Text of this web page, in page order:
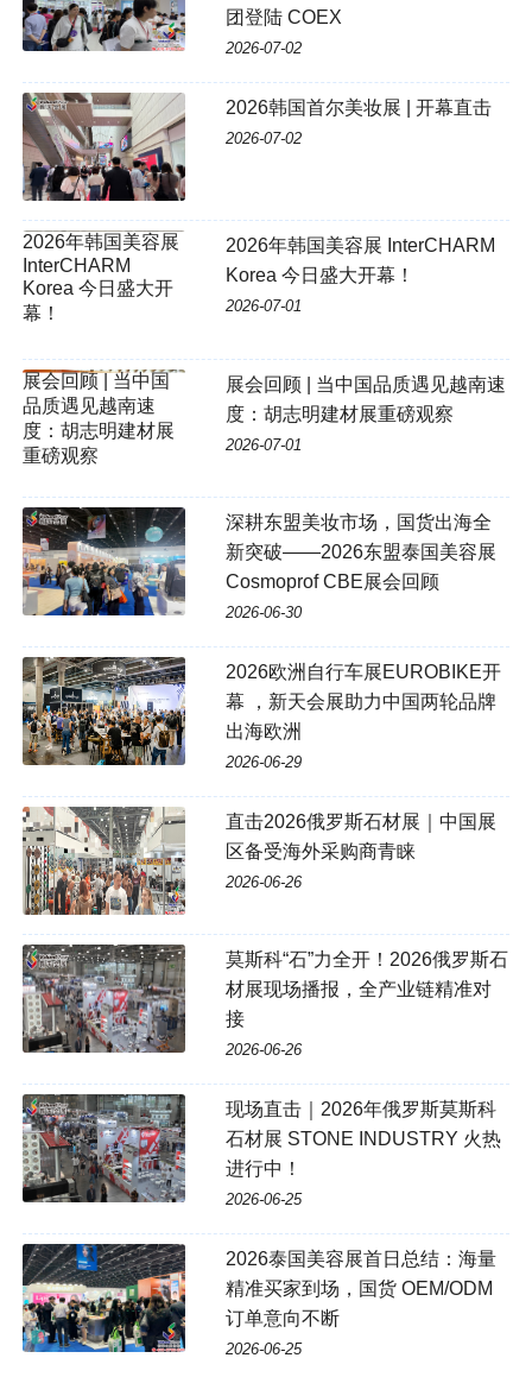
团登陆 COEX
2026-07-02
2026韩国首尔美妆展 | 开幕直击
2026-07-02
2026年韩国美容展 InterCHARM
Korea 今日盛大开幕！
2026-07-01
展会回顾 | 当中国品质遇见越南速
度：胡志明建材展重磅观察
2026-07-01
深耕东盟美妆市场，国货出海全
新突破——2026东盟泰国美容展
Cosmoprof CBE展会回顾
2026-06-30
2026欧洲自行车展EUROBIKE开
幕 ，新天会展助力中国两轮品牌
出海欧洲
2026-06-29
直击2026俄罗斯石材展｜中国展
区备受海外采购商青睐
2026-06-26
莫斯科“石”力全开！2026俄罗斯石
材展现场播报，全产业链精准对
接
2026-06-26
现场直击｜2026年俄罗斯莫斯科
石材展 STONE INDUSTRY 火热
进行中！
2026-06-25
2026泰国美容展首日总结：海量
精准买家到场，国货 OEM/ODM
订单意向不断
2026-06-25